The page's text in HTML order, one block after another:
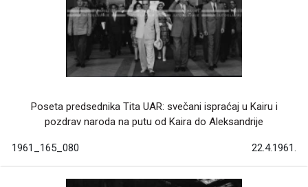
Poseta predsednika Tita UAR: svečani ispraćaj u Kairu i
pozdrav naroda na putu od Kaira do Aleksandrije
1961_165_080 22.4.1961.